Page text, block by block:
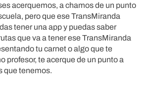
acerquemos, a chamos de un punto
pero que ese TransMiranda
tener una app y puedas saber
que va a tener ese TransMiranda
tu carnet o algo que te
profesor, te acerque de un punto a
que tenemos.